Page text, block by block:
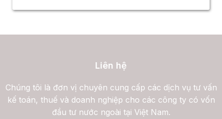
Liên hệ
Chúng tôi là đơn vị chuyên cung cấp các dịch vụ tư vấn
kế toán, thuế và doanh nghiệp cho các công ty có vốn
đầu tư nước ngoài tại Việt Nam.